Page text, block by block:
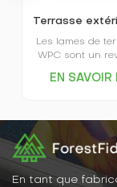
Les lames de
WPC sont un
grande
résistance à
gain de temps et
d'œuvre, une
soignée et bien
EN SAVOIR
En tant que